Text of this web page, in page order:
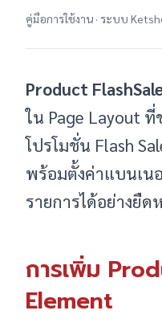
คู่มือการใช้งาน · ระบบ
Product
ใน Page Layout
โปรโมชั่น Flash
พร้อมตั้งค่าแบนเน
รายการได้อย่างยืด
การเพิ่ม
Element